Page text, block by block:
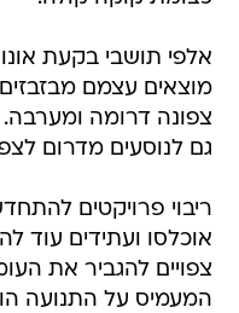
אלפי תושבי בקעת
מוצאים עצמם
צפונה דרומה ומערבה.
גם לנוסעים מדרום
ריבוי פרויקטים
אוכלסו ועתידים עוד
צפויים להגביר את
המעמיס על התנועה